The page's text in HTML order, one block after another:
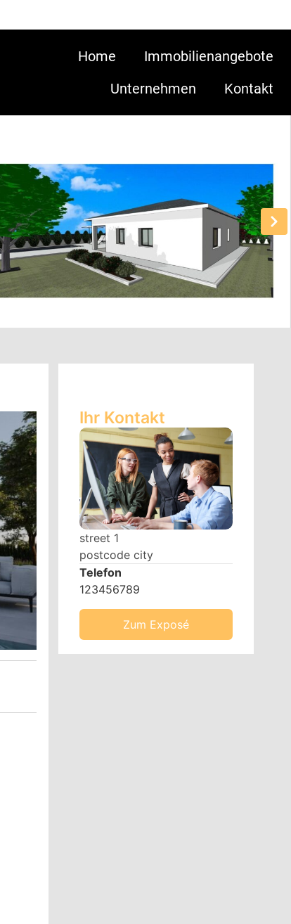
Home
Immobilienangebote
Unternehmen
Kontakt
Ihr Kontakt
street 1
postcode city
Telefon
123456789
Zum Exposé